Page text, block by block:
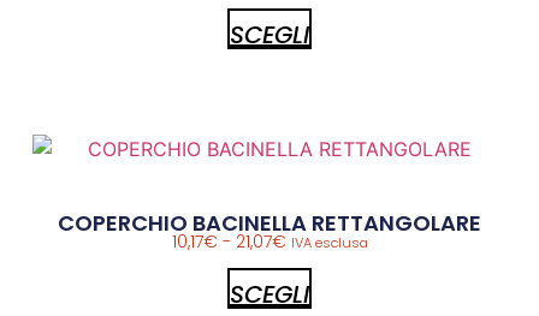
SCEGLI
COPERCHIO BACINELLA RETTANGOLARE
10,17€ - 21,07€ IVA esclusa
SCEGLI